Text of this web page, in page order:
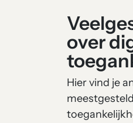
over
Hier vind je